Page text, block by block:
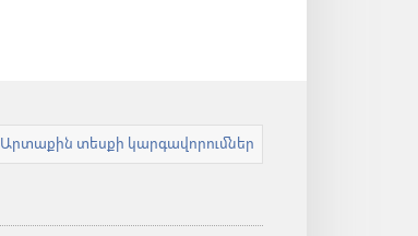
Արտաքին տեսքի կարգավորումներ